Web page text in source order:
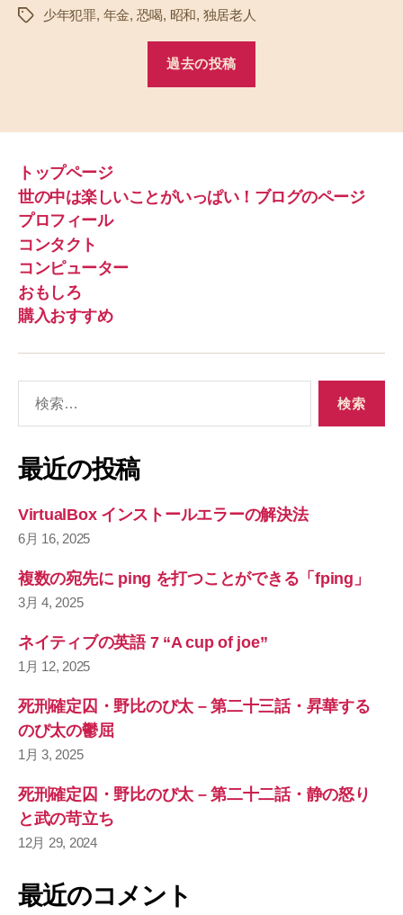
タ
少年犯罪, 年金, 恐喝, 昭和, 独居老人
過去の投稿
トップページ
世の中は楽しいことがいっぱい！ブログのページ
プロフィール
コンタクト
コンピューター
おもしろ
購入おすすめ
象
最近の投稿
VirtualBox インストールエラーの解決法
6月 16, 2025
複数の宛先に ping を打つことができる「fping」
3月 4, 2025
ネイティブの英語 7 “A cup of joe”
1月 12, 2025
死刑確定囚・野比のび太 – 第二十三話・昇華する
のび太の鬱屈
1月 3, 2025
死刑確定囚・野比のび太 – 第二十二話・静の怒り
と武の苛立ち
12月 29, 2024
最近のコメント